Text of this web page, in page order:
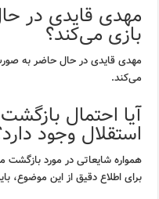
مهدی قایدی در
بازی می‌کند؟
مهدی قایدی در حال حاضر به
می‌کند.
آیا احتمال
استقلال وجود
همواره شایعاتی در مورد
برای اطلاع دقیق از این موضوع،